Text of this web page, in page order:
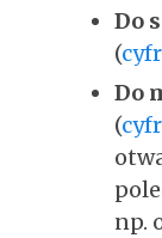
Do
(
Do
(
np.